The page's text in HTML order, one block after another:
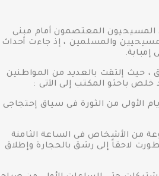
المسيحيون المعتصمون أمام مبنى
المسيحيين والمسلمين ، إذ جاءت أحداث
، حيث إلتقت بالعديد من المواطنين
باحثو المكتب إلى الآتى :
الأولى من الثورة فى سياق إحتجاجى
من الأشخاص فى الساعة الثامنة
تطورت لاحقاً إلى رشق بالحجارة وإطلاق